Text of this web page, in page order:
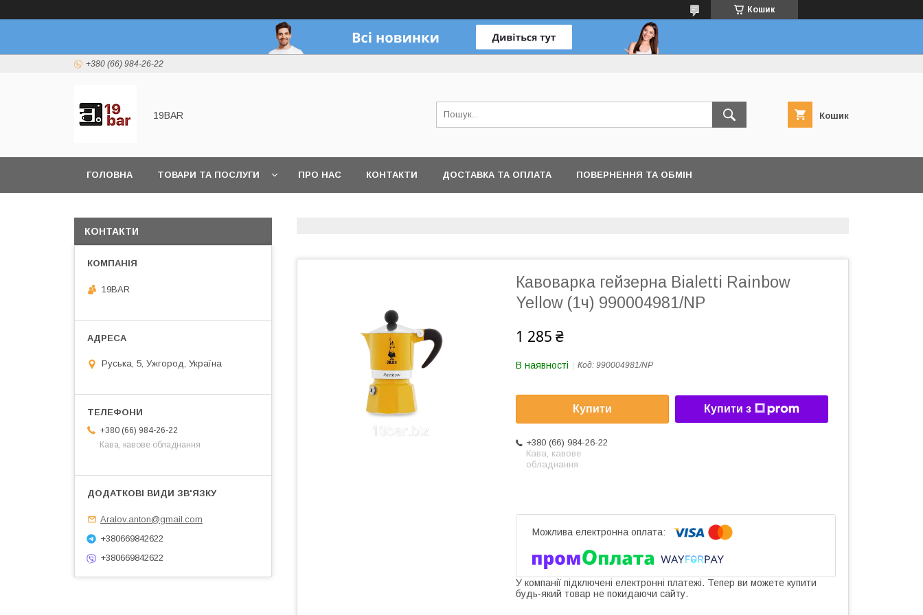
Кошик
+380 (66) 984-26-22
19BAR Кошик
ГОЛОВНА ТОВАРИ ТА ПОСЛУГИ ПРО НАС КОНТАКТИ ДОСТАВКА ТА ОПЛАТА ПОВЕРНЕННЯ ТА ОБМІН
Кавоварка гейзерна Bialetti Rainbow
Yellow (1ч) 990004981/NP
1 285 ₴
В наявності Код: 990004981/NP
Купити Купити з
+380 (66) 984-26-22
Кава, кавове
обладнання
У компанії підключені електронні платежі. Тепер ви можете купити
будь-який товар не покидаючи сайту.
КОНТАКТИ
19BAR
Руська, 5, Ужгород, Україна
+380 (66) 984-26-22
Кава, кавове обладнання
Aralov.anton@gmail.com
+380669842622
+380669842622